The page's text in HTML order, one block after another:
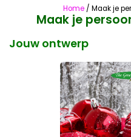
Home / Maak je
Maak je
Jouw ontwerp